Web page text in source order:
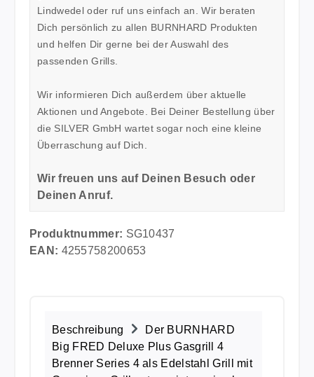
Lindwedel oder ruf uns einfach an. Wir beraten
Dich persönlich zu allen BURNHARD Produkten
und helfen Dir gerne bei der Auswahl des
passenden Grills.
Wir informieren Dich außerdem über aktuelle
Aktionen und Angebote. Bei Deiner Bestellung über
die SILVER GmbH wartet sogar noch eine kleine
Überraschung auf Dich.
Wir freuen uns auf Deinen Besuch oder
Deinen Anruf.
Produktnummer: SG10437
EAN: 4255758200653
Beschreibung
Der BURNHARD
Big FRED Deluxe Plus Gasgrill 4
Brenner Series 4 als Edelstahl Grill mit